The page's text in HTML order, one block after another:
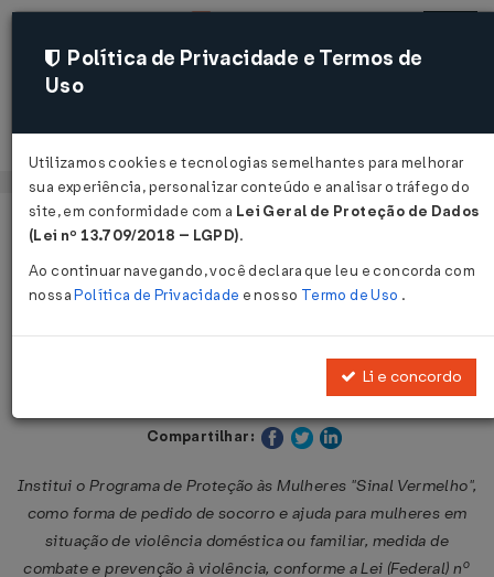
Acessar
Página Inicial Legislações
Lei Nº 8846 DE 27/05/2021
Publicado no DOE - SE em 28 mai 2021
Compartilhar:
Institui o Programa de Proteção às Mulheres "Sinal Vermelho",
como forma de pedido de socorro e ajuda para mulheres em
situação de violência doméstica ou familiar, medida de
combate e prevenção à violência, conforme a Lei (Federal) nº
Política de Privacidade e Termos de
Uso
Utilizamos cookies e tecnologias semelhantes para melhorar
sua experiência, personalizar conteúdo e analisar o tráfego do
site, em conformidade com a Lei Geral de Proteção de Dados
(Lei nº 13.709/2018 – LGPD).
Ao continuar navegando, você declara que leu e concorda com
nossaPolítica de Privacidade e nosso Termo de Uso .
Li e concordo